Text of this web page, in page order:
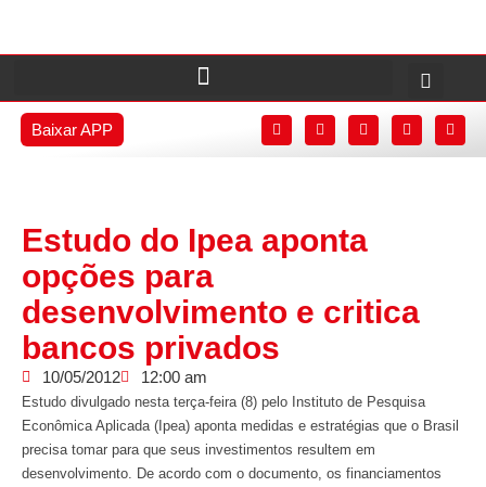
Baixar APP
Estudo do Ipea aponta
opções para
desenvolvimento e critica
bancos privados
10/05/2012 12:00 am
Estudo divulgado nesta terça-feira (8) pelo Instituto de Pesquisa
Econômica Aplicada (Ipea) aponta medidas e estratégias que o Brasil
precisa tomar para que seus investimentos resultem em
desenvolvimento. De acordo com o documento, os financiamentos